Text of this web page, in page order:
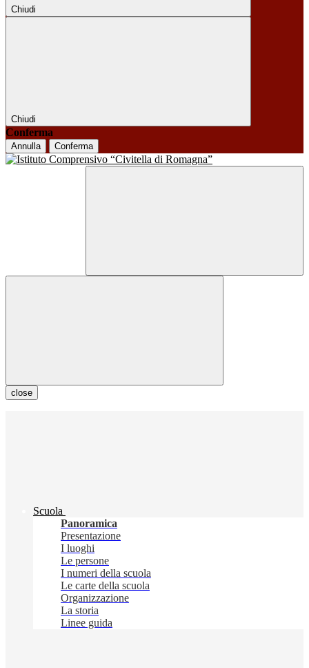
Chiudi
Chiudi
Conferma
Annulla Conferma
close
Scuola
Panoramica
Presentazione
I luoghi
Le persone
I numeri della scuola
Le carte della scuola
Organizzazione
La storia
Linee guida